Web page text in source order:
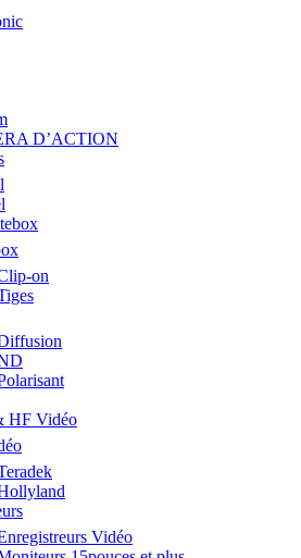
D’ACTION
on
HF Vidéo
Vidéo